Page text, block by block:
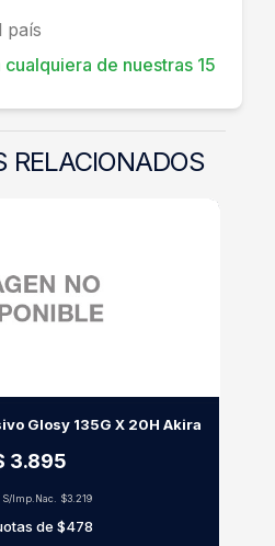
país
de nuestras 15
RELACIONADOS
Glosy 135G X 20H Akira
3.895
Imp.Nac. $3.219
de $478